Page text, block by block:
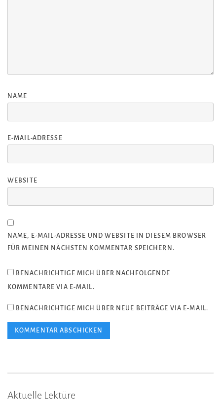
NAME
E-MAIL-ADRESSE
WEBSITE
NAME, E-MAIL-ADRESSE UND WEBSITE IN DIESEM BROWSER
FÜR MEINEN NÄCHSTEN KOMMENTAR SPEICHERN.
BENACHRICHTIGE MICH ÜBER NACHFOLGENDE
KOMMENTARE VIA E-MAIL.
BENACHRICHTIGE MICH ÜBER NEUE BEITRÄGE VIA E-MAIL.
Aktuelle Lektüre